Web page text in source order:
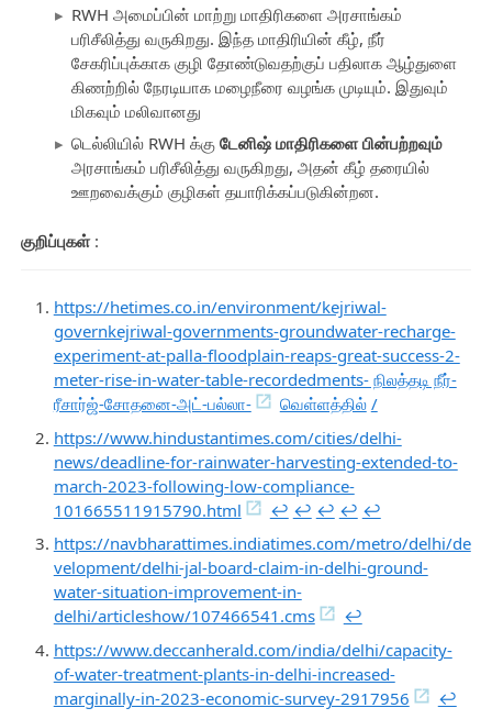
RWH அமைப்பின் மாற்று மாதிரிகளை அரசாங்கம்
பரிசீலித்து வருகிறது. இந்த மாதிரியின் கீழ், நீர்
சேகரிப்புக்காக குழி தோண்டுவதற்குப் பதிலாக ஆழ்துளை
கிணற்றில் நேரடியாக மழைநீரை வழங்க முடியும். இதுவும்
மிகவும் மலிவானது
டெல்லியில் RWH க்குடேனிஷ் மாதிரிகளை பின்பற்றவும்
அரசாங்கம் பரிசீலித்து வருகிறது, அதன் கீழ் தரையில்
ஊறவைக்கும் குழிகள் தயாரிக்கப்படுகின்றன.
குறிப்புகள்:
https://hetimes.co.in/environment/kejriwal-
governkejriwal-governments-groundwater-recharge-
experiment-at-palla-floodplain-reaps-great-success-2-
meter-rise-in-water-table-recordedments- நிலத்தடி நீர்-
ரீசார்ஜ்-சோதனை-அட்-பல்லா-
வெள்ளத்தில் /
https://www.hindustantimes.com/cities/delhi-
news/deadline-for-rainwater-harvesting-extended-to-
march-2023-following-low-compliance-
101665511915790.html
↩︎ ↩︎ ↩︎ ↩︎ ↩︎
https://navbharattimes.indiatimes.com/metro/delhi/de
velopment/delhi-jal-board-claim-in-delhi-ground-
water-situation-improvement-in-
delhi/articleshow/107466541.cms
↩︎
https://www.deccanherald.com/india/delhi/capacity-
of-water-treatment-plants-in-delhi-increased-
marginally-in-2023-economic-survey-2917956
↩︎